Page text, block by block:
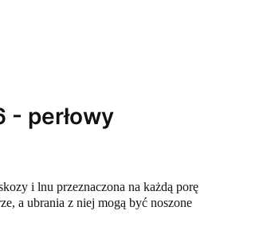
- perłowy
i lnu przeznaczona na każdą porę
a ubrania z niej mogą być noszone